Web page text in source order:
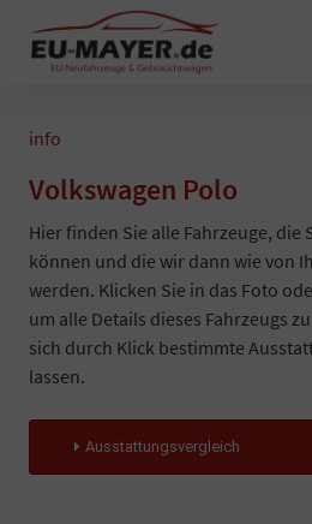
info
Volkswagen Polo
Hier finden Sie alle Fahrzeuge,
können und die wir dann wie von
werden. Klicken Sie in das Foto
um alle Details dieses Fahrzeugs
sich durch Klick bestimmte
lassen.
Ausstattungsvergleich